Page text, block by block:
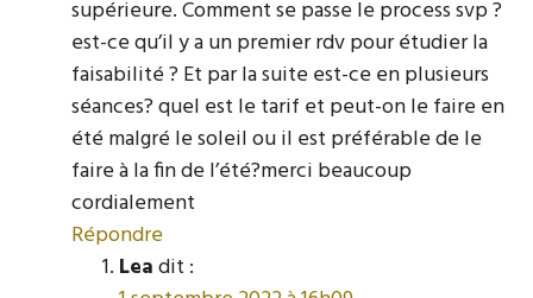
supérieure. Comment se passe le process svp ?
est-ce qu’il y a un premier rdv pour étudier la
faisabilité ? Et par la suite est-ce en plusieurs
séances? quel est le tarif et peut-on le faire en
été malgré le soleil ou il est préférable de le
faire à la fin de l’été?merci beaucoup
cordialement
Répondre
Leadit :